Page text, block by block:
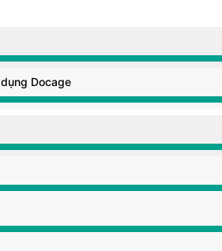
PM đến 9:35 PM
Docage
PM đến 9:35 PM
PM đến 9:35 PM
PM đến 9:35 PM
PM đến 9:35 PM